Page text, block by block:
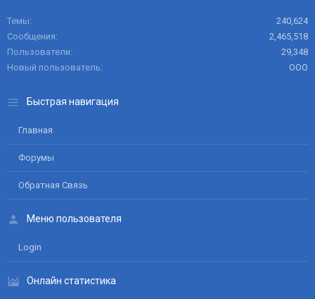
Темы
240,624
Сообщения
2,465,518
Пользователи
29,348
Новый пользователь
ООО
Быстрая навигация
Главная
Форумы
Обратная Связь
Меню пользователя
Login
Онлайн статистика